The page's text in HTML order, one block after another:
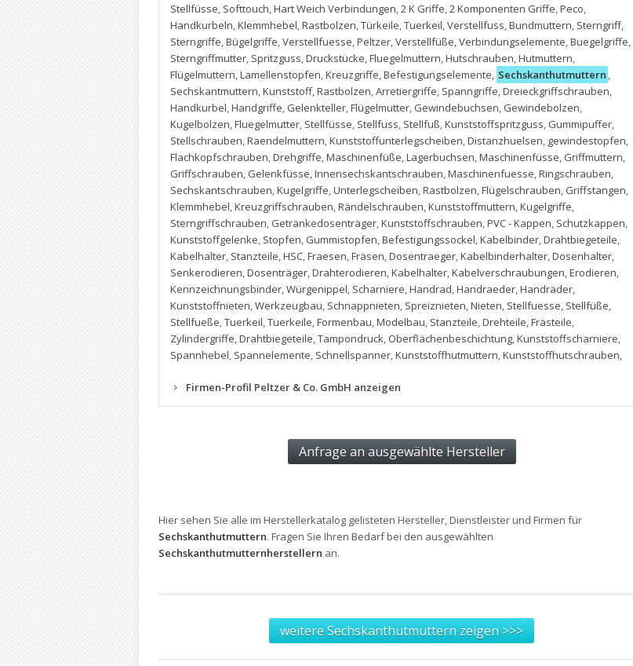
Stellfüsse, Softtouch,Hart Weich Verbindungen,2 K Griffe,2 Komponenten Griffe,Peco,
Handkurbeln,Klemmhebel,Rastbolzen,Türkeile,Tuerkeil,Verstellfuss,Bundmuttern, Sterngriff,
Sterngriffe,Bügelgriffe,Verstellfuesse,Peltzer,Verstellfüße,Verbindungselemente,Buegelgriffe,
Sterngriffmutter, Spritzguss,Druckstücke,Fluegelmuttern,Hutschrauben,Hutmuttern,
Flügelmuttern,Lamellenstopfen,Kreuzgriffe,Befestigungselemente, Sechskanthutmuttern ,
Sechskantmuttern,Kunststoff,Rastbolzen,Arretiergriffe, Spanngriffe,Dreieckgriffschrauben,
Handkurbel,Handgriffe, Gelenkteller,Flügelmutter, Gewindebuchsen, Gewindebolzen,
Kugelbolzen,Fluegelmutter, Stellfüsse, Stellfuss, Stellfuß,Kunststoffspritzguss, Gummipuffer,
Stellschrauben,Raendelmuttern,Kunststoffunterlegscheiben,Distanzhuelsen, gewindestopfen,
Flachkopfschrauben,Drehgriffe,Maschinenfüße,Lagerbuchsen,Maschinenfüsse, Griffmuttern,
Griffschrauben, Gelenkfüsse,Innensechskantschrauben,Maschinenfuesse,Ringschrauben,
Sechskantschrauben,Kugelgriffe,Unterlegscheiben,Rastbolzen,Flügelschrauben, Griffstangen,
Klemmhebel,Kreuzgriffschrauben,Rändelschrauben,Kunststoffmuttern,Kugelgriffe,
Sterngriffschrauben, Getränkedosenträger,Kunststoffschrauben,PVC - Kappen, Schutzkappen,
Kunststoffgelenke, Stopfen, Gummistopfen,Befestigungssockel,Kabelbinder,Drahtbiegeteile,
Kabelhalter, Stanzteile,HSC,Fraesen,Fräsen,Dosentraeger,Kabelbinderhalter,Dosenhalter,
Senkerodieren,Dosenträger,Drahterodieren,Kabelhalter,Kabelverschraubungen,Erodieren,
Kennzeichnungsbinder,Würgenippel, Scharniere,Handrad,Handraeder,Handräder,
Kunststoffnieten,Werkzeugbau, Schnappnieten, Spreiznieten,Nieten, Stellfuesse, Stellfüße,
Stellfueße,Tuerkeil,Tuerkeile,Formenbau,Modelbau, Stanzteile,Drehteile,Frästeile,
Zylindergriffe,Drahtbiegeteile,Tampondruck, Oberflächenbeschichtung,Kunststoffscharniere,
Spannhebel, Spannelemente, Schnellspanner,Kunststoffhutmuttern,Kunststoffhutschrauben,
Firmen-Profil Peltzer & Co. GmbH anzeigen
Hier sehen Sie alle im Herstellerkatalog gelisteten Hersteller, Dienstleister und Firmen für
Sechskanthutmuttern. Fragen Sie Ihren Bedarf bei den ausgewählten
Sechskanthutmutternherstellern an.
weitere Sechskanthutmuttern zeigen >>>